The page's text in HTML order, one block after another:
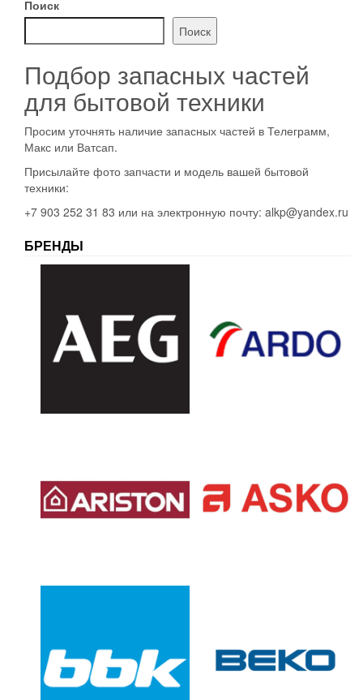
Поиск
Поиск
Подбор запасных частей
для бытовой техники
Просим уточнять наличие запасных частей в Телеграмм,
Макс или Ватсап.
Присылайте фото запчасти и модель вашей бытовой
техники:
+7 903 252 31 83 или на электронную почту: alkp@yandex.ru
БРЕНДЫ